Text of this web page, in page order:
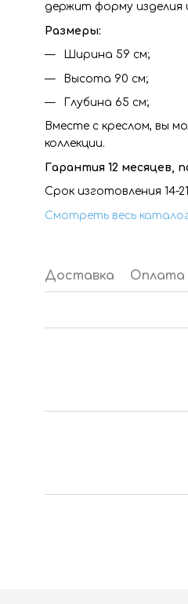
держит форму изделия
Размеры:
Ширина 59 см;
Высота 90 см;
Глубина 65 см;
Вместе с креслом, вы
коллекции.
Гарантия 12 месяцев,
Срок изготовления 14-
Смотреть весь
Доставка Оплата